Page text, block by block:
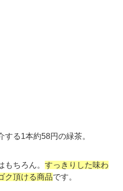
する1本約58円の緑茶。
もちろん。すっきりした味わ
ク頂ける商品です。